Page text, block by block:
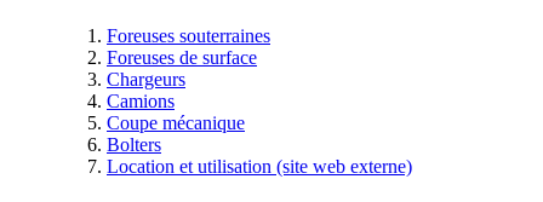
Foreuses souterraines
Foreuses de surface
Chargeurs
Camions
Coupe mécanique
Bolters
Location et utilisation (site web externe)